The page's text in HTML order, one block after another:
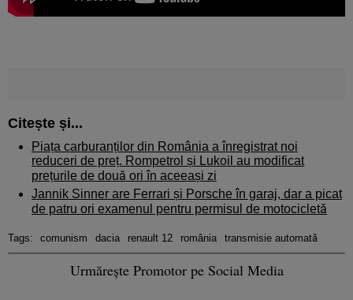
Citește și...
Piața carburanților din România a înregistrat noi
reduceri de preț. Rompetrol și Lukoil au modificat
prețurile de două ori în aceeași zi
Jannik Sinner are Ferrari și Porsche în garaj, dar a picat
de patru ori examenul pentru permisul de motocicletă
Tags: comunism dacia renault 12 românia transmisie automată
Urmărește Promotor pe Social Media